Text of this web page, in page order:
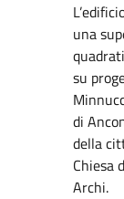
una
su
di
della
Chiesa
Archi.